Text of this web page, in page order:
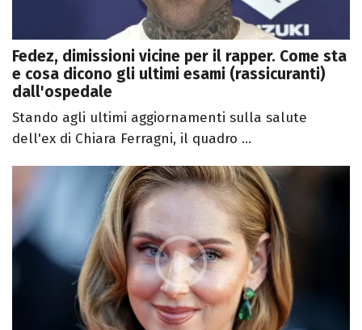
Fedez, dimissioni vicine per il rapper. Come sta
e cosa dicono gli ultimi esami (rassicuranti)
dall'ospedale
Stando agli ultimi aggiornamenti sulla salute
dell'ex di Chiara Ferragni, il quadro ...